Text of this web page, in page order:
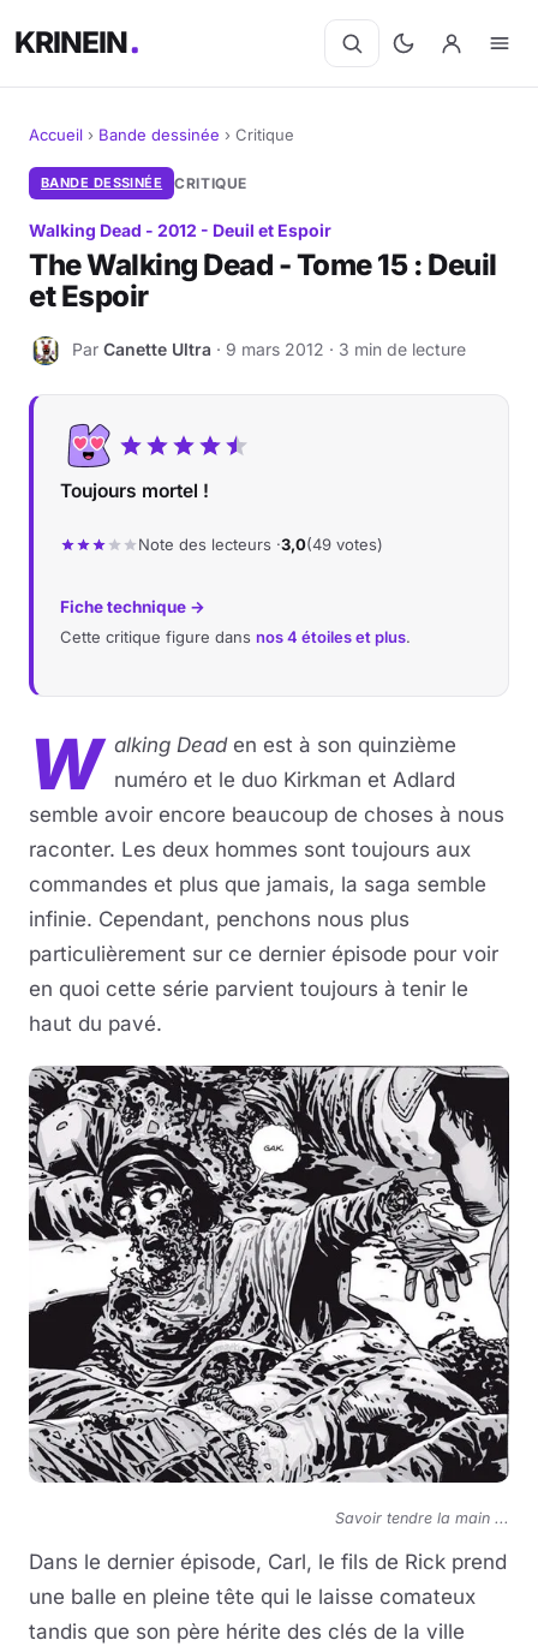
KRINEIN
Cinéma
Séries
Manga
BD
Livres
Jeux vidéo
Sortir
Forum
Accueil › Bande dessinée › Critique
BANDE DESSINÉE CRITIQUE
Walking Dead - 2012 - Deuil et Espoir
The Walking Dead - Tome 15 : Deuil
et Espoir
C Par Canette Ultra · 9 mars 2012 · 3 min de lecture
Toujours mortel !
Note des lecteurs ·3,0(49 votes)
Fiche technique →
Cette critique figure dans nos 4 étoiles et plus.
W alking Deaden est à son quinzième
numéro et le duo Kirkman et Adlard
semble avoir encore beaucoup de choses à nous
raconter. Les deux hommes sont toujours aux
commandes et plus que jamais, la saga semble
infinie. Cependant, penchons nous plus
particulièrement sur ce dernier épisode pour voir
en quoi cette série parvient toujours à tenir le
haut du pavé.
Savoir tendre la main ...
Dans le dernier épisode, Carl, le fils de Rick prend
une balle en pleine tête qui le laisse comateux
tandis que son père hérite des clés de la ville